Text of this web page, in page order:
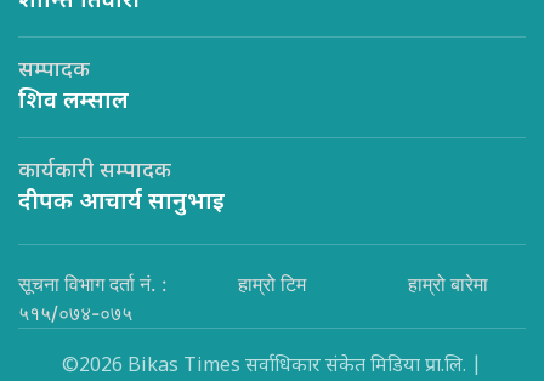
सम्पादक
शिव लम्साल
कार्यकारी सम्पादक
दीपक आचार्य सानुभाइ
सूचना विभाग दर्ता नं. :
५१५/०७४-०७५
हाम्रो टिम हाम्रो बारेमा
©2026 Bikas Times सर्वाधिकार संकेत मिडिया प्रा.लि. |